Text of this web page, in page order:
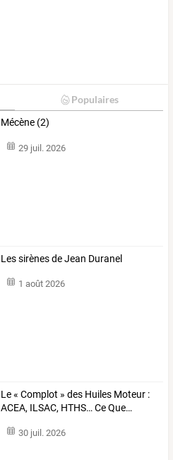
Populaires
Mécène (2)
29 juil. 2026
Les sirènes de Jean Duranel
1 août 2026
Le« Complot » des Huiles Moteur :
ACEA, ILSAC, HTHS… CeQue…
30 juil. 2026